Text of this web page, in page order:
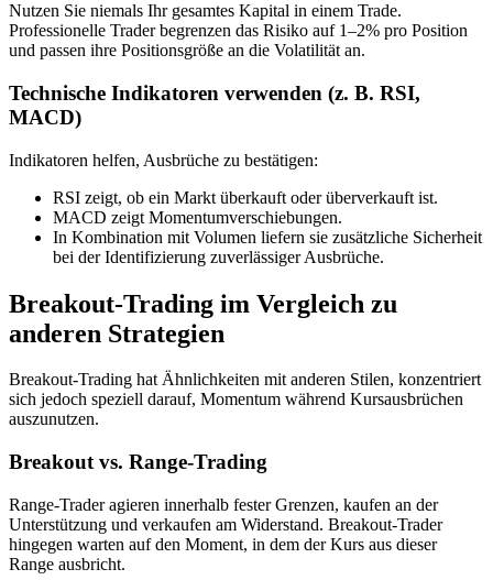
Nutzen Sie niemals Ihr gesamtes Kapital in einem Trade.
Professionelle Trader begrenzen das Risiko auf 1–2% pro Position
und passen ihre Positionsgröße an die Volatilität an.
Technische Indikatoren verwenden (z. B. RSI,
MACD)
Indikatoren helfen, Ausbrüche zu bestätigen:
RSI zeigt, ob ein Markt überkauft oder überverkauft ist.
MACD zeigt Momentumverschiebungen.
In Kombination mit Volumen liefern sie zusätzliche Sicherheit
bei der Identifizierung zuverlässiger Ausbrüche.
Breakout-Trading im Vergleich zu
anderen Strategien
Breakout-Trading hat Ähnlichkeiten mit anderen Stilen, konzentriert
sich jedoch speziell darauf, Momentum während Kursausbrüchen
auszunutzen.
Breakout vs. Range-Trading
Range-Trader agieren innerhalb fester Grenzen, kaufen an der
Unterstützung und verkaufen am Widerstand. Breakout-Trader
hingegen warten auf den Moment, in dem der Kurs aus dieser
Range ausbricht.